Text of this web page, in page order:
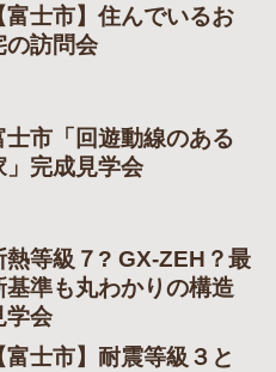
富士市】住んでいるお
の訪問会
士市「回遊動線のある
」完成見学会
熱等級７? GX-ZEH？最
基準も丸わかりの構造
学会
富士市】耐震等級３と